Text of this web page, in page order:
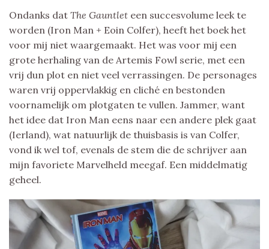
Ondanks dat The Gauntlet een succesvolume leek te
worden (Iron Man + Eoin Colfer), heeft het boek het
voor mij niet waargemaakt. Het was voor mij een
grote herhaling van de Artemis Fowl serie, met een
vrij dun plot en niet veel verrassingen. De personages
waren vrij oppervlakkig en cliché en bestonden
voornamelijk om plotgaten te vullen. Jammer, want
het idee dat Iron Man eens naar een andere plek gaat
(Ierland), wat natuurlijk de thuisbasis is van Colfer,
vond ik wel tof, evenals de stem die de schrijver aan
mijn favoriete Marvelheld meegaf. Een middelmatig
geheel.